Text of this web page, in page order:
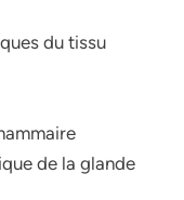
du tissu
de la glande